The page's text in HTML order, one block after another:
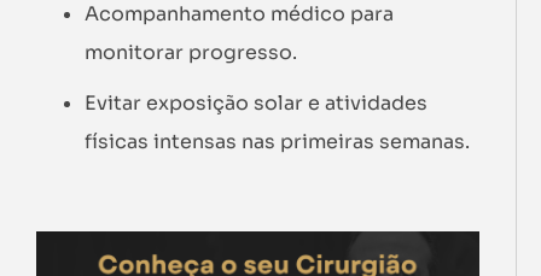
Acompanhamento médico para
monitorar progresso.
Evitar exposição solar e atividades
físicas intensas nas primeiras semanas.